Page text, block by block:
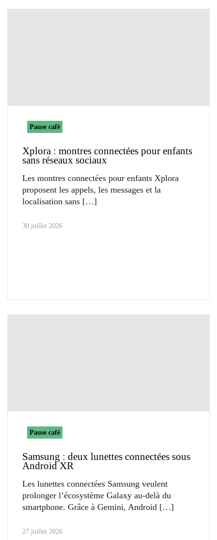
Pause café
Xplora : montres connectées pour enfants
sans réseaux sociaux
Les montres connectées pour enfants Xplora
proposent les appels, les messages et la
localisation sans
30 juillet 2026
Pause café
Samsung : deux lunettes connectées sous
Android XR
Les lunettes connectées Samsung veulent
prolonger l’écosystème Galaxy au-delà du
smartphone. Grâce à Gemini, Android
27 juillet 2026